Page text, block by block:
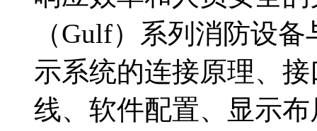
（Gulf）系列消防设
示系统的连接原理、
线、软件配置、显示